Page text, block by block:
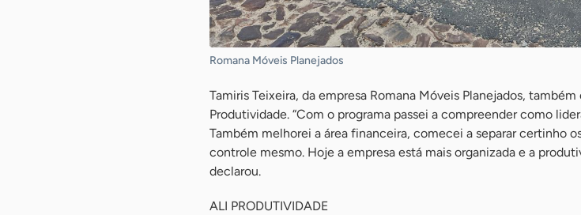
Romana Móveis Planejados
Tamiris Teixeira, da empresa Romana Móveis Planejados,
Produtividade. “Com o programa passei a compreender como
Também melhorei a área financeira, comecei a separar certinho
controle mesmo. Hoje a empresa está mais organizada e a
declarou.
ALI PRODUTIVIDADE